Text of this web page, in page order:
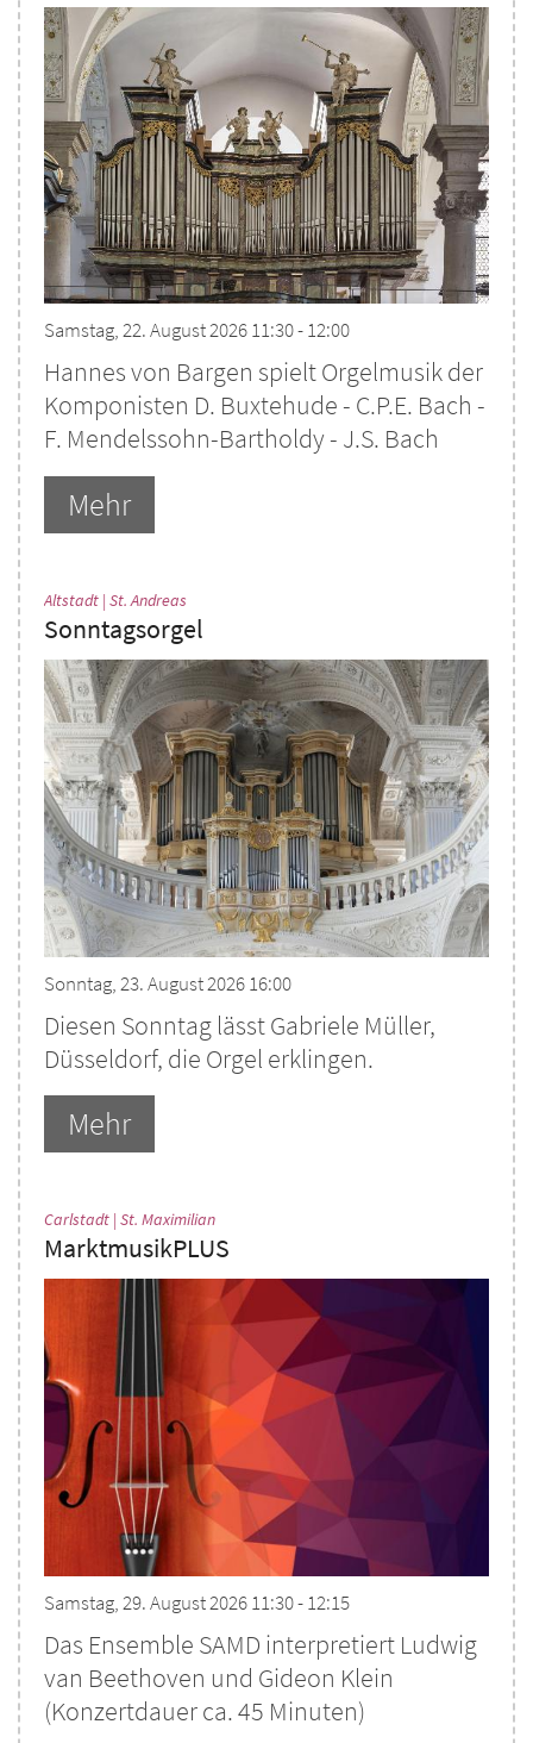
Samstag, 22. August 2026 11:30 - 12:00
Hannes von Bargen spielt Orgelmusik der
Komponisten D. Buxtehude - C.P.E. Bach -
F. Mendelssohn-Bartholdy - J.S. Bach
Mehr
Altstadt | St. Andreas
Sonntagsorgel
Sonntag, 23. August 2026 16:00
Diesen Sonntag lässt Gabriele Müller,
Düsseldorf, die Orgel erklingen.
Mehr
Carlstadt | St. Maximilian:
MarktmusikPLUS
Samstag, 29. August 2026 11:30 - 12:15
Das Ensemble SAMD interpretiert Ludwig
van Beethoven und Gideon Klein
(Konzertdauer ca. 45 Minuten)